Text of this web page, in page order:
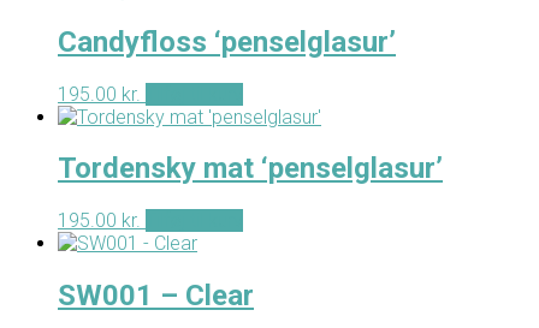
Candyfloss ‘penselglasur’
195.00 kr.
Tordensky mat ‘penselglasur’
195.00 kr.
SW001 – Clear